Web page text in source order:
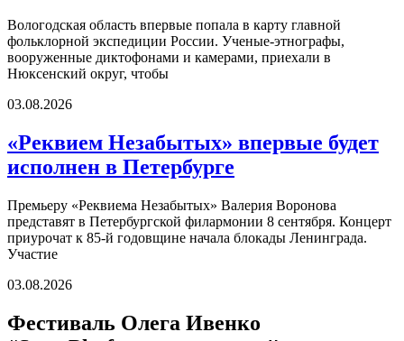
Вологодская область впервые попала в карту главной
фольклорной экспедиции России. Ученые-этнографы,
вооруженные диктофонами и камерами, приехали в
Нюксенский округ, чтобы
03.08.2026
«Реквием Незабытых» впервые будет
исполнен в Петербурге
Премьеру «Реквиема Незабытых» Валерия Воронова
представят в Петербургской филармонии 8 сентября. Концерт
приурочат к 85-й годовщине начала блокады Ленинграда.
Участие
03.08.2026
Фестиваль Олега Ивенко